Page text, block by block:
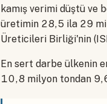
kamış verimi düştü
üretimin 28,5 ila 29
Üreticileri Birliği'nin
En sert darbe ülkenin
10,8 milyon tondan